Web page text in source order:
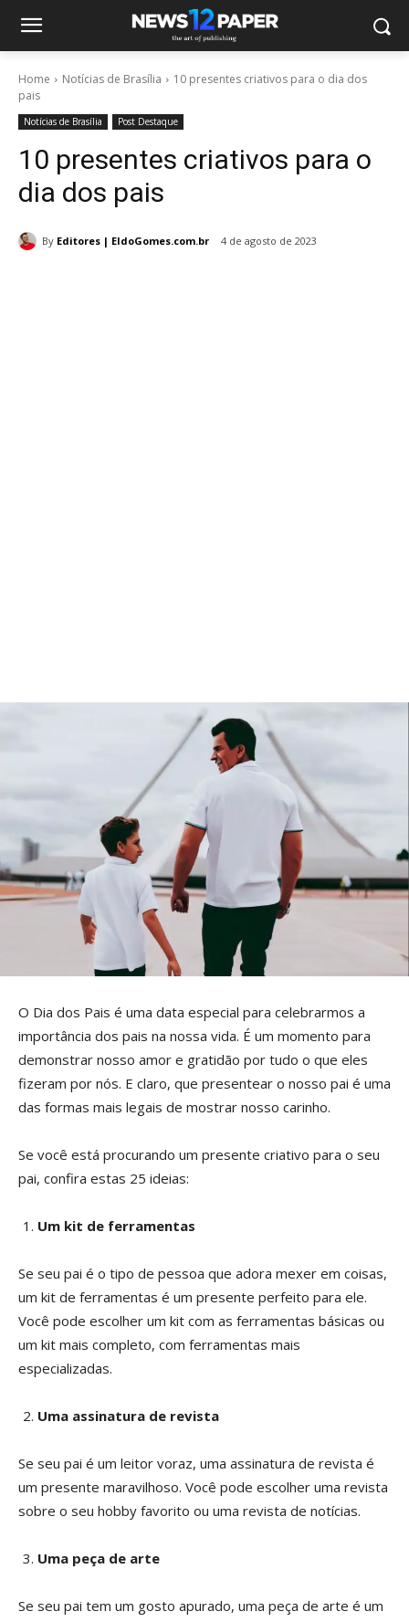
Home Notícias de Brasília
10 presentes criativos para o dia dos
pais
Notícias de Brasília Post Destaque
10 presentes criativos para o
dia dos pais
By Editores | EldoGomes.com.br 4 de agosto de 2023
O Dia dos Pais é uma data especial para celebrarmos a
importância dos pais na nossa vida. É um momento para
demonstrar nosso amor e gratidão por tudo o que eles
fizeram por nós. E claro, que presentear o nosso pai é uma
das formas mais legais de mostrar nosso carinho.
Se você está procurando um presente criativo para o seu
pai, confira estas 25 ideias:
Um kit de ferramentas
Se seu pai é o tipo de pessoa que adora mexer em coisas,
um kit de ferramentas é um presente perfeito para ele.
Você pode escolher um kit com as ferramentas básicas ou
um kit mais completo, com ferramentas mais
especializadas.
Uma assinatura de revista
Se seu pai é um leitor voraz, uma assinatura de revista é
um presente maravilhoso. Você pode escolher uma revista
sobre o seu hobby favorito ou uma revista de notícias.
Uma peça de arte
Se seu pai tem um gosto apurado, uma peça de arte é um